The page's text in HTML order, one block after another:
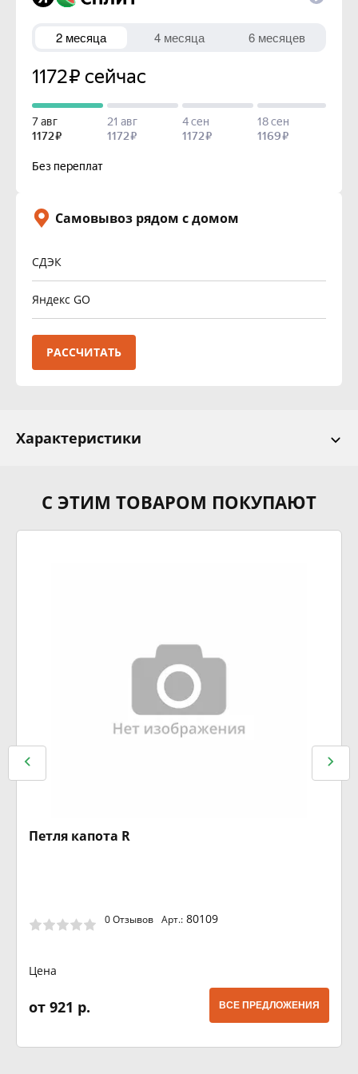
Самовывоз рядом с домом
СДЭК
Яндекс GO
РАССЧИТАТЬ
Характеристики
С ЭТИМ ТОВАРОМ ПОКУПАЮТ
Петля капота R
0 Отзывов Арт.: 80109
Цена
от 921 р. ВСЕ ПРЕДЛОЖЕНИЯ